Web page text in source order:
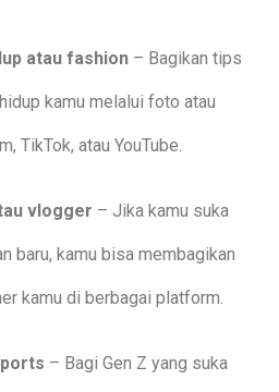
atau fashion– Bagikan tips
kamu melalui foto atau
TikTok, atau YouTube.
vlogger – Jika kamu suka
baru, kamu bisa membagikan
kamu di berbagai platform.
– Bagi Gen Z yang suka